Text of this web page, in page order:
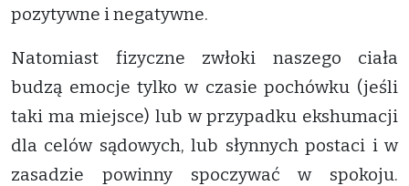
pozytywne i negatywne.
Natomiast fizyczne zwłoki naszego ciała
budzą emocje tylko w czasie pochówku (jeśli
taki ma miejsce) lub w przypadku ekshumacji
dla celów sądowych, lub słynnych postaci i w
zasadzie powinny spoczywać w spokoju.